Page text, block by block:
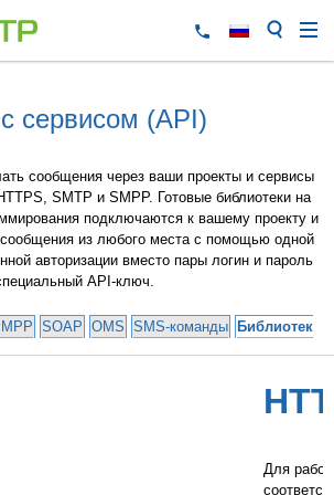
сервисом (API)
сообщения через ваши проекты и сервисы
SMTP и SMPP. Готовые библиотеки на
подключаются к вашему проекту и
из любого места с помощью одной
авторизации вместо пары логин и пароль
API-ключ.
SOAP OMS SMS-команды Библиотеки
Для